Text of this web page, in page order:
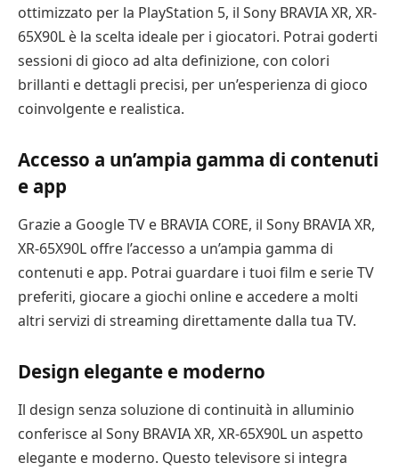
ottimizzato per la PlayStation 5, il Sony BRAVIA XR, XR-
65X90L è la scelta ideale per i giocatori. Potrai goderti
sessioni di gioco ad alta definizione, con colori
brillanti e dettagli precisi, per un’esperienza di gioco
coinvolgente e realistica.
Accesso a un’ampia gamma di contenuti
e app
Grazie a Google TV e BRAVIA CORE, il Sony BRAVIA XR,
XR-65X90L offre l’accesso a un’ampia gamma di
contenuti e app. Potrai guardare i tuoi film e serie TV
preferiti, giocare a giochi online e accedere a molti
altri servizi di streaming direttamente dalla tua TV.
Design elegante e moderno
Il design senza soluzione di continuità in alluminio
conferisce al Sony BRAVIA XR, XR-65X90L un aspetto
elegante e moderno. Questo televisore si integra